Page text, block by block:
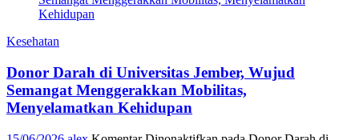
Kesehatan
Donor Darah di Universitas Jember, Wujud
Semangat Menggerakkan Mobilitas,
Menyelamatkan Kehidupan